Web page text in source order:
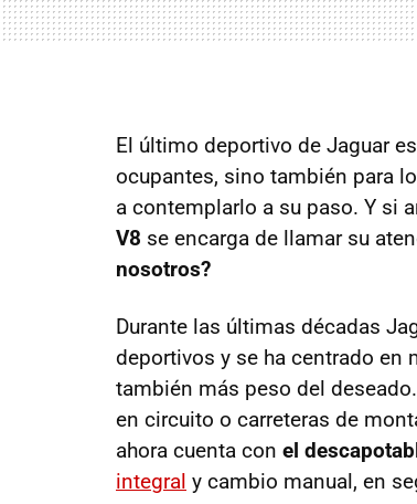
El último deportivo de Jaguar
ocupantes, sino también para
a contemplarlo a su paso. Y si
V8 se encarga de llamar su
nosotros?
Durante las últimas décadas
deportivos y se ha centrado en
también más peso del
en circuito o carreteras de
ahora cuenta con el
integral y cambio manual, en